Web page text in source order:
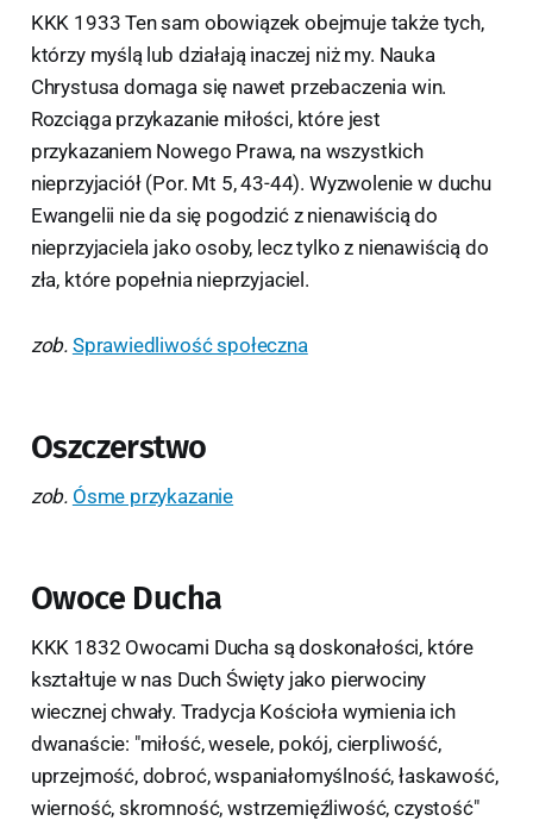
KKK 1933 Ten sam obowiązek obejmuje także tych,
którzy myślą lub działają inaczej niż my. Nauka
Chrystusa domaga się nawet przebaczenia win.
Rozciąga przykazanie miłości, które jest
przykazaniem Nowego Prawa, na wszystkich
nieprzyjaciół (Por. Mt 5, 43-44). Wyzwolenie w duchu
Ewangelii nie da się pogodzić z nienawiścią do
nieprzyjaciela jako osoby, lecz tylko z nienawiścią do
zła, które popełnia nieprzyjaciel.
zob. Sprawiedliwość społeczna
Oszczerstwo
zob. Ósme przykazanie
Owoce Ducha
KKK 1832 Owocami Ducha są doskonałości, które
kształtuje w nas Duch Święty jako pierwociny
wiecznej chwały. Tradycja Kościoła wymienia ich
dwanaście: "miłość, wesele, pokój, cierpliwość,
uprzejmość, dobroć, wspaniałomyślność, łaskawość,
wierność, skromność, wstrzemięźliwość, czystość"